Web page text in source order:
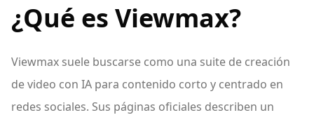
¿Qué es Viewmax?
Viewmax suele buscarse como una suite de creación
de video con IA para contenido corto y centrado en
redes sociales. Sus páginas oficiales describen un